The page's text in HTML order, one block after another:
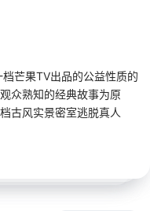
芒果TV出品的公益性质的
众熟知的经典故事为原
古风实景密室逃脱真人